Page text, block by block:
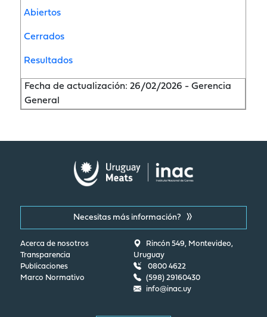
Abiertos
Cerrados
Resultados
Fecha de actualización: 26/02/2026 - Gerencia
General
Necesitas más información?
Acerca de nosotros
Transparencia
Publicaciones
Marco Normativo
Rincón 549, Montevideo,
Uruguay
0800 4622
(598) 29160430
info@inac.uy